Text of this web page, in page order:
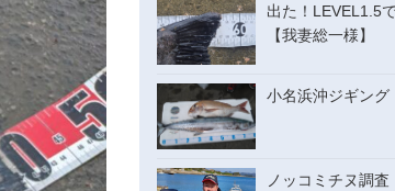
出た！LEVEL1.5
【我妻総一様】
小名浜沖ジギング
ノッコミチヌ調査